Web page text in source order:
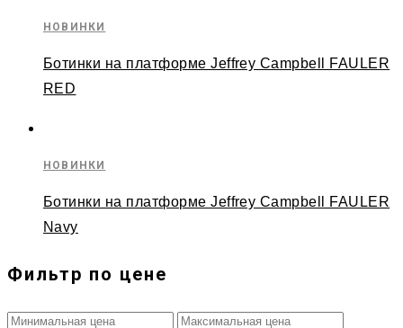
НОВИНКИ
Ботинки на платформе Jeffrey Campbell FAULER
RED
НОВИНКИ
Ботинки на платформе Jeffrey Campbell FAULER
Navy
Фильтр по цене